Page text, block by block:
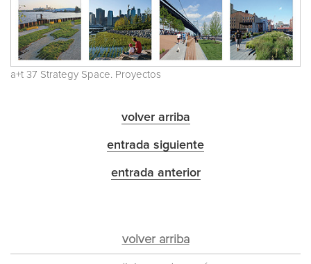
a+t 37 Strategy Space. Proyectos
volver arriba
entrada siguiente
entrada anterior
volver arriba